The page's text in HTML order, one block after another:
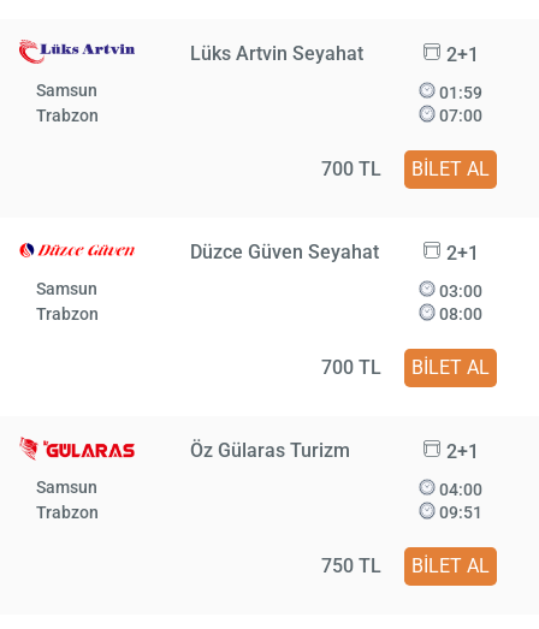
Lüks Artvin Seyahat 2+1
Samsun
Trabzon
01:59
07:00
700 TL BİLET AL
Düzce Güven Seyahat 2+1
Samsun
Trabzon
03:00
08:00
700 TL BİLET AL
Öz Gülaras Turizm 2+1
Samsun
Trabzon
04:00
09:51
750 TL BİLET AL